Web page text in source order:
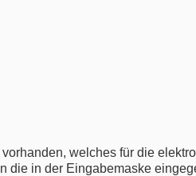
welches für die
die in der Eingabemaske